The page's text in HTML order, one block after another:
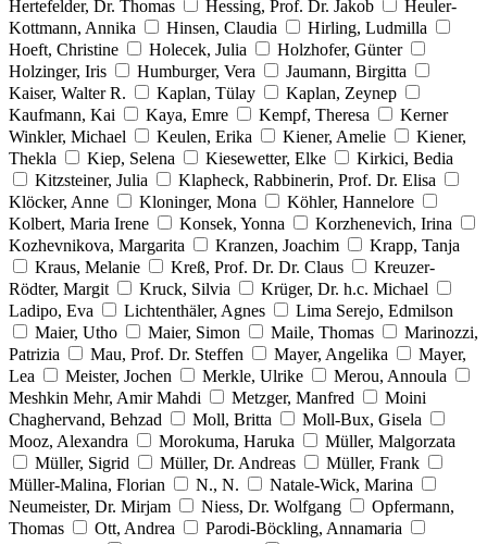
Hertefelder, Dr. Thomas
Hessing, Prof. Dr. Jakob
Heuler-
Kottmann, Annika
Hinsen, Claudia
Hirling, Ludmilla
Hoeft, Christine
Holecek, Julia
Holzhofer, Günter
Holzinger, Iris
Humburger, Vera
Jaumann, Birgitta
Kaiser, Walter R.
Kaplan, Tülay
Kaplan, Zeynep
Kaufmann, Kai
Kaya, Emre Kempf, Theresa
Kerner
Winkler, Michael
Keulen, Erika Kiener, Amelie
Kiener,
Thekla
Kiep, Selena Kiesewetter, Elke
Kirkici, Bedia
Kitzsteiner, Julia
Klapheck, Rabbinerin, Prof. Dr. Elisa
Klöcker, Anne
Kloninger, Mona
Köhler, Hannelore
Kolbert, Maria Irene
Konsek, Yonna
Korzhenevich, Irina
Kozhevnikova, Margarita
Kranzen, Joachim
Krapp, Tanja
Kraus, Melanie
Kreß, Prof. Dr. Dr. Claus
Kreuzer-
Rödter, Margit
Kruck, Silvia
Krüger, Dr. h.c. Michael
Ladipo, Eva
Lichtenthäler, Agnes
Lima Serejo, Edmilson
Maier, Utho
Maier, Simon Maile, Thomas
Marinozzi,
Patrizia
Mau, Prof. Dr. Steffen Mayer, Angelika
Mayer,
Lea
Meister, Jochen Merkle, Ulrike
Merou, Annoula
Meshkin Mehr, Amir Mahdi
Metzger, Manfred
Moini
Chaghervand, Behzad
Moll, Britta
Moll-Bux, Gisela
Mooz, Alexandra
Morokuma, Haruka
Müller, Malgorzata
Müller, Sigrid
Müller, Dr. Andreas
Müller, Frank
Müller-Malina, Florian
N., N.
Natale-Wick, Marina
Neumeister, Dr. Mirjam
Niess, Dr. Wolfgang
Opfermann,
Thomas
Ott, Andrea
Parodi-Böckling, Annamaria